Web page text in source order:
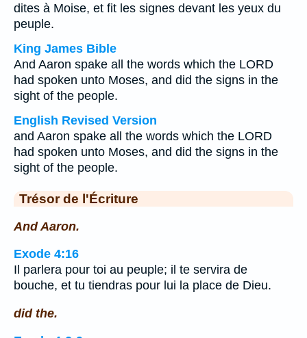
dites à Moise, et fit les signes devant les yeux du
peuple.
King James Bible
And Aaron spake all the words which the LORD
had spoken unto Moses, and did the signs in the
sight of the people.
English Revised Version
and Aaron spake all the words which the LORD
had spoken unto Moses, and did the signs in the
sight of the people.
Trésor de l'Écriture
And Aaron.
Exode 4:16
Il parlera pour toi au peuple; il te servira de
bouche, et tu tiendras pour lui la place de Dieu.
did the.